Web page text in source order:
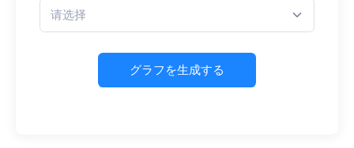
请选择
グラフを生成する